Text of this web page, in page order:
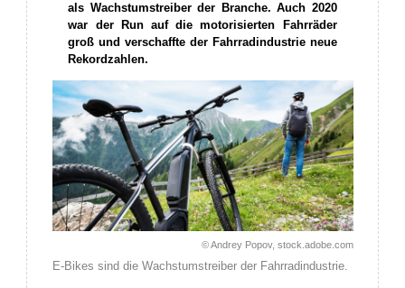
als Wachstumstreiber der Branche. Auch 2020
war der Run auf die motorisierten Fahrräder
groß und verschaffte der Fahrradindustrie neue
Rekordzahlen.
© Andrey Popov, stock.adobe.com
E-Bikes sind die Wachstumstreiber der Fahrradindustrie.